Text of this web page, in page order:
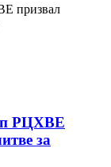
призвал
РЦХВЕ
за